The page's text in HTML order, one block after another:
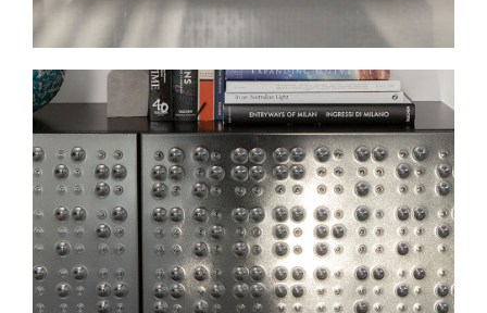
Spavaće sobe
Ormari
Kupatila
DODATCI